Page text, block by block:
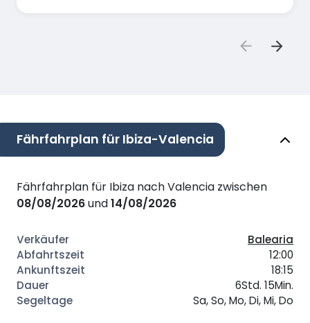
Fährfahrplan für Ibiza-Valencia
Fährfahrplan für Ibiza nach Valencia zwischen
08/08/2026und14/08/2026
Balearia
12:00
18:15
6Std. 15Min.
Sa, So, Mo, Di, Mi, Do